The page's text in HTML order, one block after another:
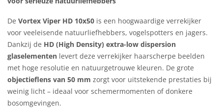
De Vortex Viper HD 10x50 is een hoogwaardige verrekijker
voor veeleisende natuurliefhebbers, vogelspotters en jagers.
Dankzij de HD (High Density) extra-low dispersion
glaselementen levert deze verrekijker haarscherpe beelden
met hoge resolutie en natuurgetrouwe kleuren. De grote
objectieflens van 50 mm zorgt voor uitstekende prestaties bij
weinig licht – ideaal voor schemermomenten of donkere
bosomgevingen.